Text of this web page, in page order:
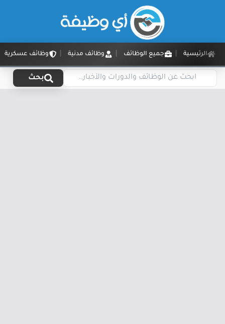
الرئيسية جميع الوظائف وظائف مدنية وظائف عسكرية
بحث